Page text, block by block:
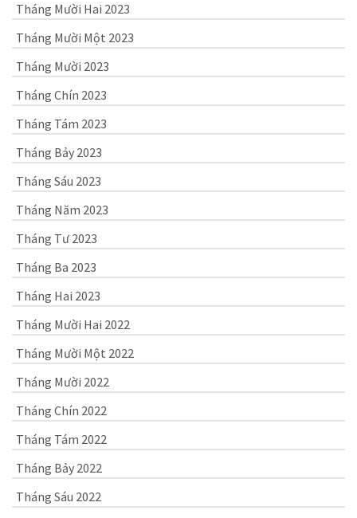
Tháng Mười Hai 2023
Tháng Mười Một 2023
Tháng Mười 2023
Tháng Chín 2023
Tháng Tám 2023
Tháng Bảy 2023
Tháng Sáu 2023
Tháng Năm 2023
Tháng Tư 2023
Tháng Ba 2023
Tháng Hai 2023
Tháng Mười Hai 2022
Tháng Mười Một 2022
Tháng Mười 2022
Tháng Chín 2022
Tháng Tám 2022
Tháng Bảy 2022
Tháng Sáu 2022